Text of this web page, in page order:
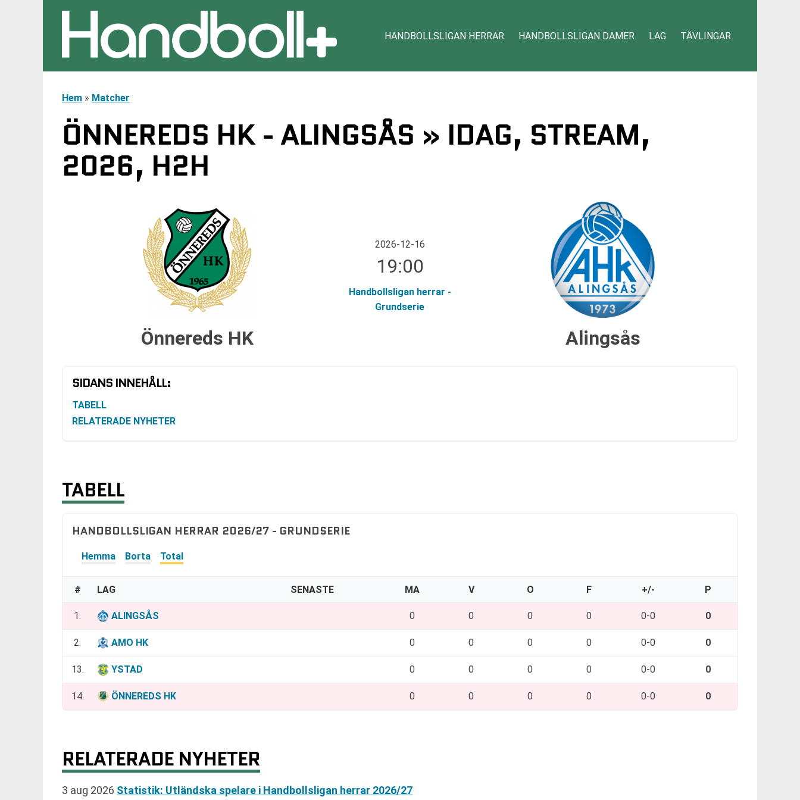
HANDBOLLSLIGAN HERRAR HANDBOLLSLIGAN DAMER LAG TÄVLINGAR
Hem » Matcher
ÖNNEREDS HK - ALINGSÅS » IDAG, STREAM,
2026, H2H
Önnereds HK
2026-12-16
19:00
Handbollsligan herrar -
Grundserie
Alingsås
SIDANS INNEHÅLL:
TABELL
RELATERADE NYHETER
TABELL
HANDBOLLSLIGAN HERRAR 2026/27 - GRUNDSERIE
Hemma Borta Total
# LAG SENASTE MA V O F +/- P
1. ALINGSÅS 0 0 0 0 0-0 0
2. AMO HK 0 0 0 0 0-0 0
13. YSTAD 0 0 0 0 0-0 0
14. ÖNNEREDS HK 0 0 0 0 0-0 0
RELATERADE NYHETER
3 aug 2026 Statistik: Utländska spelare i Handbollsligan herrar 2026/27